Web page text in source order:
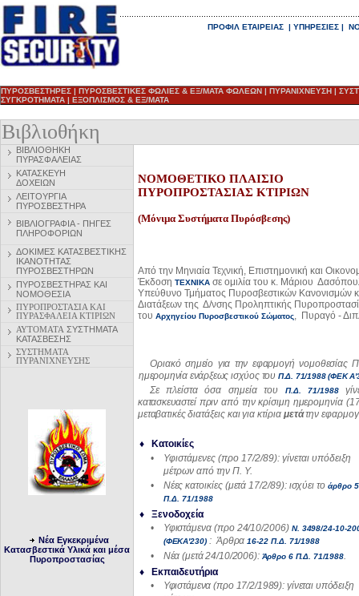
ΠΡΟΦΙΛ ΕΤΑΙΡΕΙΑΣ | ΥΠΗΡΕΣΙΕΣ |
ΠΥΡΟΣΒΕΣΤΗΡΕΣ | ΠΥΡΟΣΒΕΣΤΙΚΕΣ ΦΩΛΙΕΣ & ΕΞ/ΜΑΤΑ ΦΩΛΕΩΝ | ΠΥΡΑΝΙΧΝΕΥΣΗ |
ΣΥΓΚΡΟΤΗΜΑΤΑ | ΕΞΟΠΛΙΣΜΟΣ & ΕΞ/ΜΑΤΑ
Βιβλιοθήκη
ΒΙΒΛΙΟΘΗΚΗ
ΠΥΡΑΣΦΑΛΕΙΑΣ
ΚΑΤΑΣΚΕΥΗ
ΔΟΧΕΙΩΝ
ΛΕΙΤΟΥΡΓΙΑ
ΠΥΡΟΣΒΕΣΤΗΡΑ
ΒΙΒΛΙΟΓΡΑΦΙΑ - ΠΗΓΕΣ
ΠΛΗΡΟΦΟΡΙΩΝ
ΔΟΚΙΜΕΣ ΚΑΤΑΣΒΕΣΤΙΚΗΣ
ΙΚΑΝΟΤΗΤΑΣ
ΠΥΡΟΣΒΕΣΤΗΡΩΝ
ΠΥΡΟΣΒΕΣΤΗΡΑΣ ΚΑΙ
ΝΟΜΟΘΕΣΙΑ
ΠΥΡΟΠΡΟΣΤΑΣΙΑ ΚΑΙ
ΠΥΡΑΣΦΑΛΕΙΑ ΚΤΙΡΙΩΝ
ΑΥΤΟΜΑΤΑ ΣΥΣΤΗΜΑΤΑ
ΚΑΤΑΣΒΕΣΗΣ
ΣΥΣΤΗΜΑΤΑ
ΠΥΡΑΝΙΧΝΕΥΣΗΣ
Νέα Εγκεκριμένα
Κατασβεστικά Υλικά και μέσα
Πυροπροστασίας
ΝΟΜΟΘΕΤΙΚΟ ΠΛΑΙΣΙΟ
ΠΥΡΟΠΡΟΣΤΑΣΙΑΣ ΚΤΙΡΙΩΝ
(Μόνιμα Συστήματα Πυρόσβεσης)
Από την Μηνιαία Τεχνική, Επιστημονική και
Έκδοση ΤΕΧΝΙΚΑ σε ομιλία του κ. Μάριου
Υπεύθυνο Τμήματος Πυροσβεστικών Κανονισμών
Διατάξεων της Δ/νσης Προληπτικής
του Αρχηγείου Πυροσβεστικού Σώματος, Πυραγό -
Οριακό σημείο για την εφαρμογή νομοθεσίας
ημερομηνία ενάρξεως ισχύος του Π.Δ. 71/1988 (ΦΕΚ
Σε πλείστα όσα σημεία του Π.Δ. 71/1988
κατασκευαστεί πριν από την κρίσιμη ημερομηνία
μεταβατικέςδιατάξεις και για κτίρια μετάτην
♦ Κατοικίες
•
Υφιστάμενες (προ 17/2/89): γίνεται υπόδειξη
μέτρων από την Π. Υ.
•
Νέες κατοικίες (μετά 17/2/89): ισχύει το άρθρο
Π.Δ. 71/1988
♦ Ξενοδοχεία
•
Υφιστάμενα (προ 24/10/2006) Ν. 3498/24-10-
(ΦΕΚΑ'230) : Άρθρα16-22 Π.Δ. 71/1988
• Νέα (μετά 24/10/2006): Άρθρο 6 Π.Δ. 71/1988.
♦ Εκπαιδευτήρια
•
Υφιστάμενα (προ 17/2/1989): γίνεται υπόδειξη